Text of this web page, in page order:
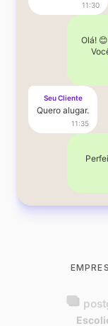
11:30
Olá!
Seu Cliente
Quero alugar.
11:35